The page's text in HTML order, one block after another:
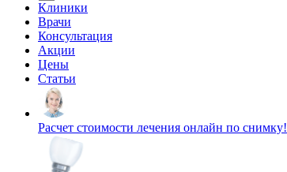
Клиники
Врачи
Консультация
Акции
Цены
Статьи
Расчет стоимости лечения онлайн по снимку!